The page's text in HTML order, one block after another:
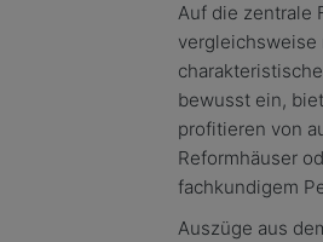
Auf die zentrale
vergleichsweise
bewusst ein,
profitieren von
Reformhäuser
fachkundigem
Auszüge aus